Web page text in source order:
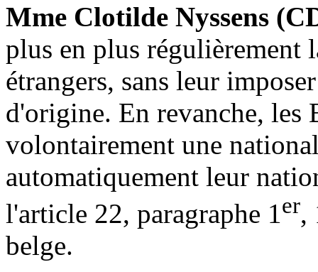
Mme Clotilde Nyssens
plus en plus régulièrement
étrangers, sans leur
d'origine. En revanche, les
volontairement une
automatiquement leur
l'article 22, paragraphe 1er,
belge.